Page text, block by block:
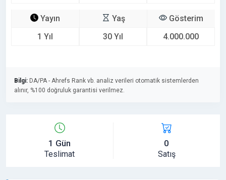
Yayın
1 Yıl
Yaş
30 Yıl
Gösterim
4.000.000
Bilgi: DA/PA - Ahrefs Rank vb. analiz verileri otomatik sistemlerden
alınır, %100 doğruluk garantisi verilmez.
1 Gün
Teslimat
0
Satış